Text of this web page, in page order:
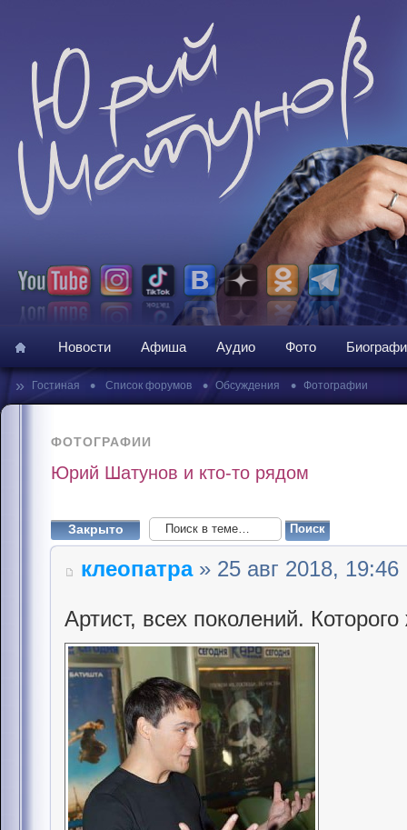
Новости Афиша Аудио Фото
» Гостиная • Список форумов • Обсуждения • Фотографии
ФОТОГРАФИИ
Юрий Шатунов и кто-то рядом
Закрыто
клеопатра» 25 авг 2018, 19:46
Артист, всех поколений.